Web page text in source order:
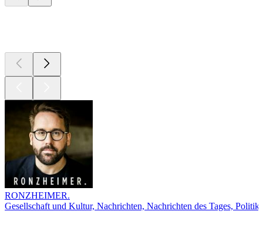
RONZHEIMER.
Gesellschaft und Kultur, Nachrichten, Nachrichten des Tages, Politik